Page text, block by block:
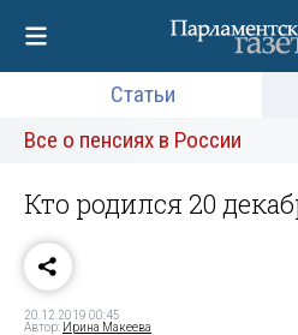
Статьи
Все о пенсиях в России
Кто родился 20
20.12.2019 00:45
Автор: Ирина Макеева